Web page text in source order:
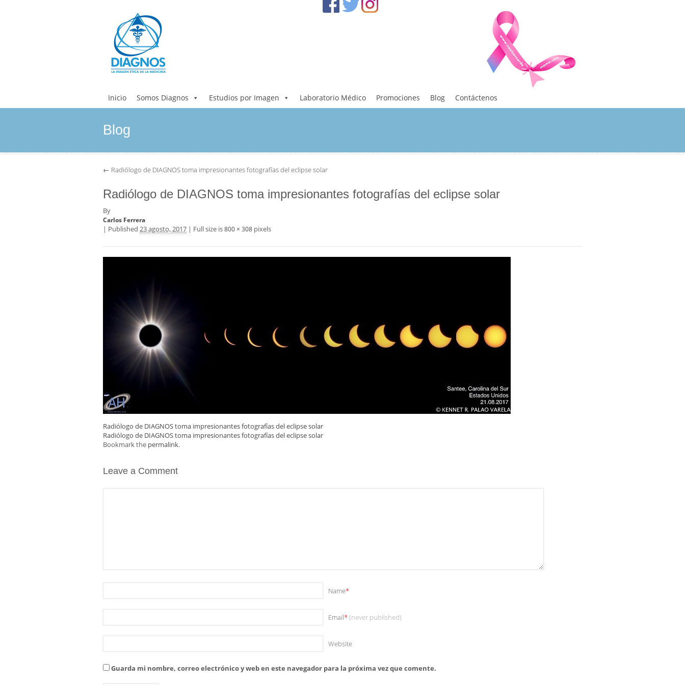
Inicio Somos Diagnos Estudios por Imagen Laboratorio Médico Promociones Blog Contáctenos
Blog
← Radiólogo de DIAGNOS toma impresionantes fotografías del eclipse solar
Radiólogo de DIAGNOS toma impresionantes fotografías del eclipse solar
By
Carlos Ferrera
| Published 23 agosto, 2017 | Full size is800 × 308 pixels
Radiólogo de DIAGNOS toma impresionantes fotografías del eclipse solar
Radiólogo de DIAGNOS toma impresionantes fotografías del eclipse solar
Bookmark the permalink.
Leave a Comment
Name*
Email*(never published)
Website
Guarda mi nombre, correo electrónico y web en este navegador para la próxima vez que comente.